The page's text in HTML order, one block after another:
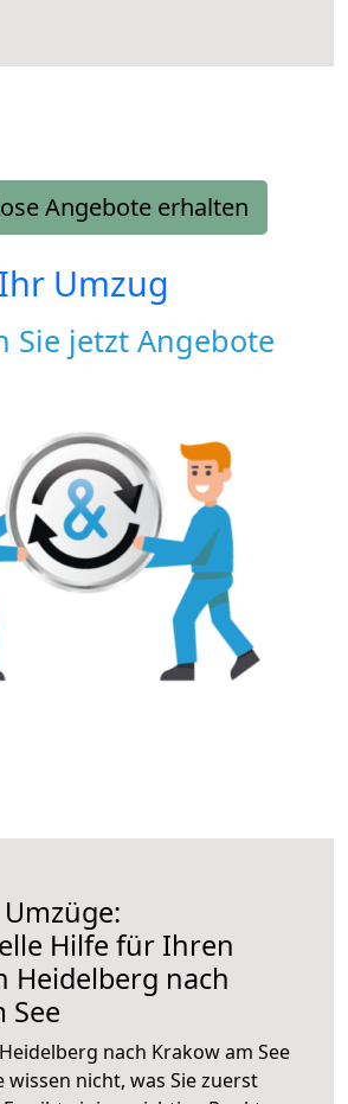
Angebote erhalten
Ihr Umzug
Sie jetzt Angebote
Hilfe für Ihren
Heidelberg nach
See
nach Krakow am See
wissen nicht, was Sie zuerst